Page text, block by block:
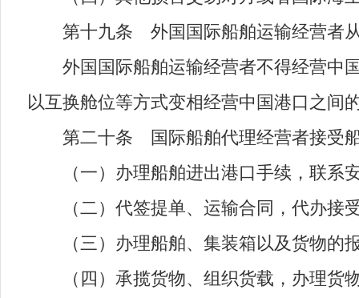
第十九条 外国国际船舶运输经营者从
外国国际船舶运输经营者不得经营中国
以互换舱位等方式变相经营中国港口之间
第二十条 国际船舶代理经营者接受船
（一）办理船舶进出港口手续，联系
（二）代签提单、运输合同，代办接
（三）办理船舶、集装箱以及货物的
（四）承揽货物、组织货载，办理货